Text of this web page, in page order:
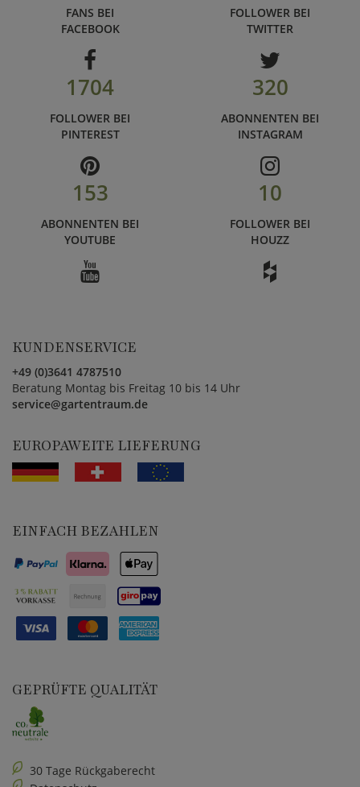
FANS BEI
FACEBOOK
FOLLOWER BEI
TWITTER
1704
FOLLOWER BEI
PINTEREST
320
ABONNENTEN BEI
INSTAGRAM
153
ABONNENTEN BEI
YOUTUBE
10
FOLLOWER BEI
HOUZZ
KUNDENSERVICE
+49 (0)3641 4787510
Beratung Montag bis Freitag 10 bis 14 Uhr
service@gartentraum.de
EUROPAWEITE LIEFERUNG
EINFACH BEZAHLEN
GEPRÜFTE QUALITÄT
30 Tage Rückgaberecht